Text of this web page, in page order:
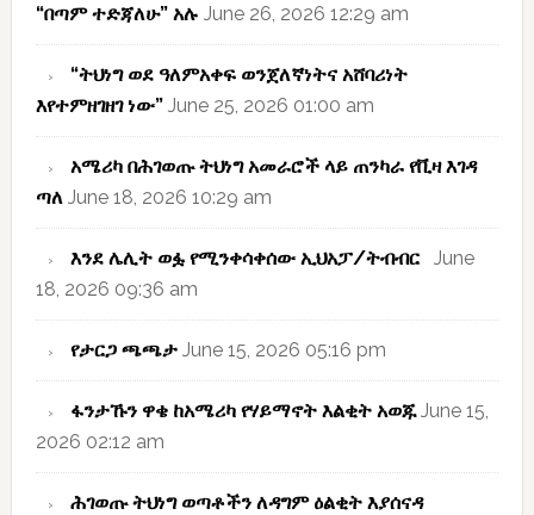
“በጣም ተድጃለሁ” አሉ June 26, 2026 12:29 am
“ትህነግ ወደ ዓለምአቀፍ ወንጀለኛነትና አሸባሪነት
እየተምዘገዘገ ነው” June 25, 2026 01:00 am
አሜሪካ በሕገወጡ ትህነግ አመራሮች ላይ ጠንካራ የቪዛ እገዳ
ጣለ June 18, 2026 10:29 am
እንደ ሌሊት ወፏ የሚንቀሳቀሰው ኢህአፓ/ትብብር June
18, 2026 09:36 am
የታርጋ ጫጫታ June 15, 2026 05:16 pm
ፋንታኹን ዋቄ ከአሜሪካ የሃይማኖት እልቂት አወጁ June 15,
2026 02:12 am
ሕገወጡ ትህነግ ወጣቶችን ለዳግም ዕልቂት እያሰናዳ